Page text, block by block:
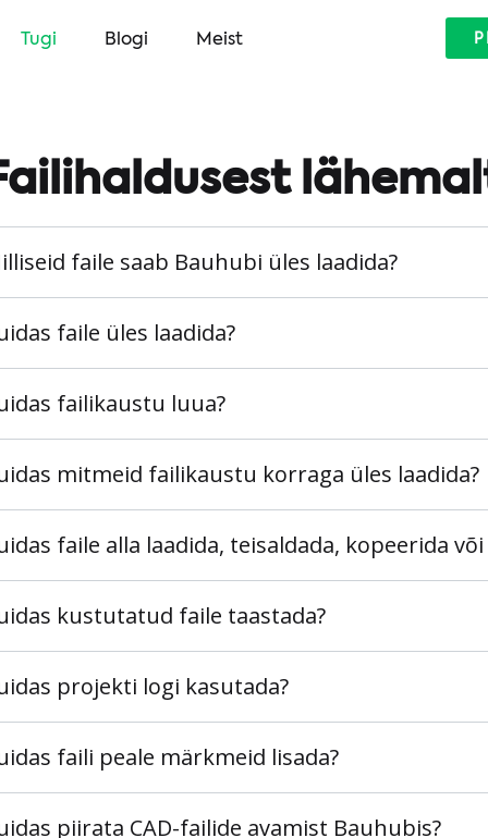
Tugi Blogi Meist
faile saab Bauhubi üles laadida?
faile üles laadida?
failikaustu luua?
mitmeid failikaustu korraga üles laadida?
faile alla laadida, teisaldada, kopeerida
kustutatud faile taastada?
projekti logi kasutada?
faili peale märkmeid lisada?
piirata CAD-failide avamist Bauhubis?